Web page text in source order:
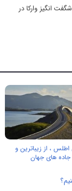
شگفت انگیز وارکا در
، از زیباترین و
های جهان